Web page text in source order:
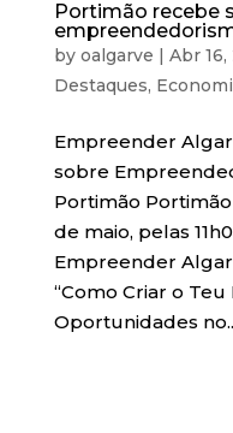
Portimão recebe
by oalgarve Abr
Destaques,
Empreender
sobre
Portimão
de maio, pelas
Empreender
“Como Criar o
Oportunidades